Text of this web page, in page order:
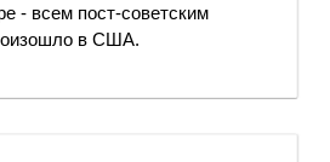
- всем пост-советским
в США.